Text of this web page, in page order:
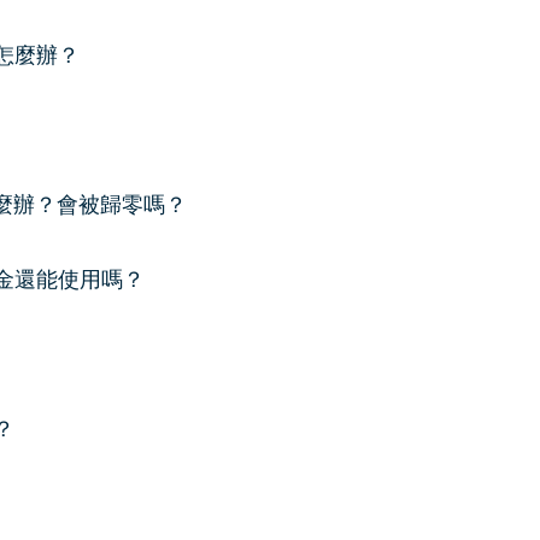
麼辦？
辦？會被歸零嗎？
還能使用嗎？